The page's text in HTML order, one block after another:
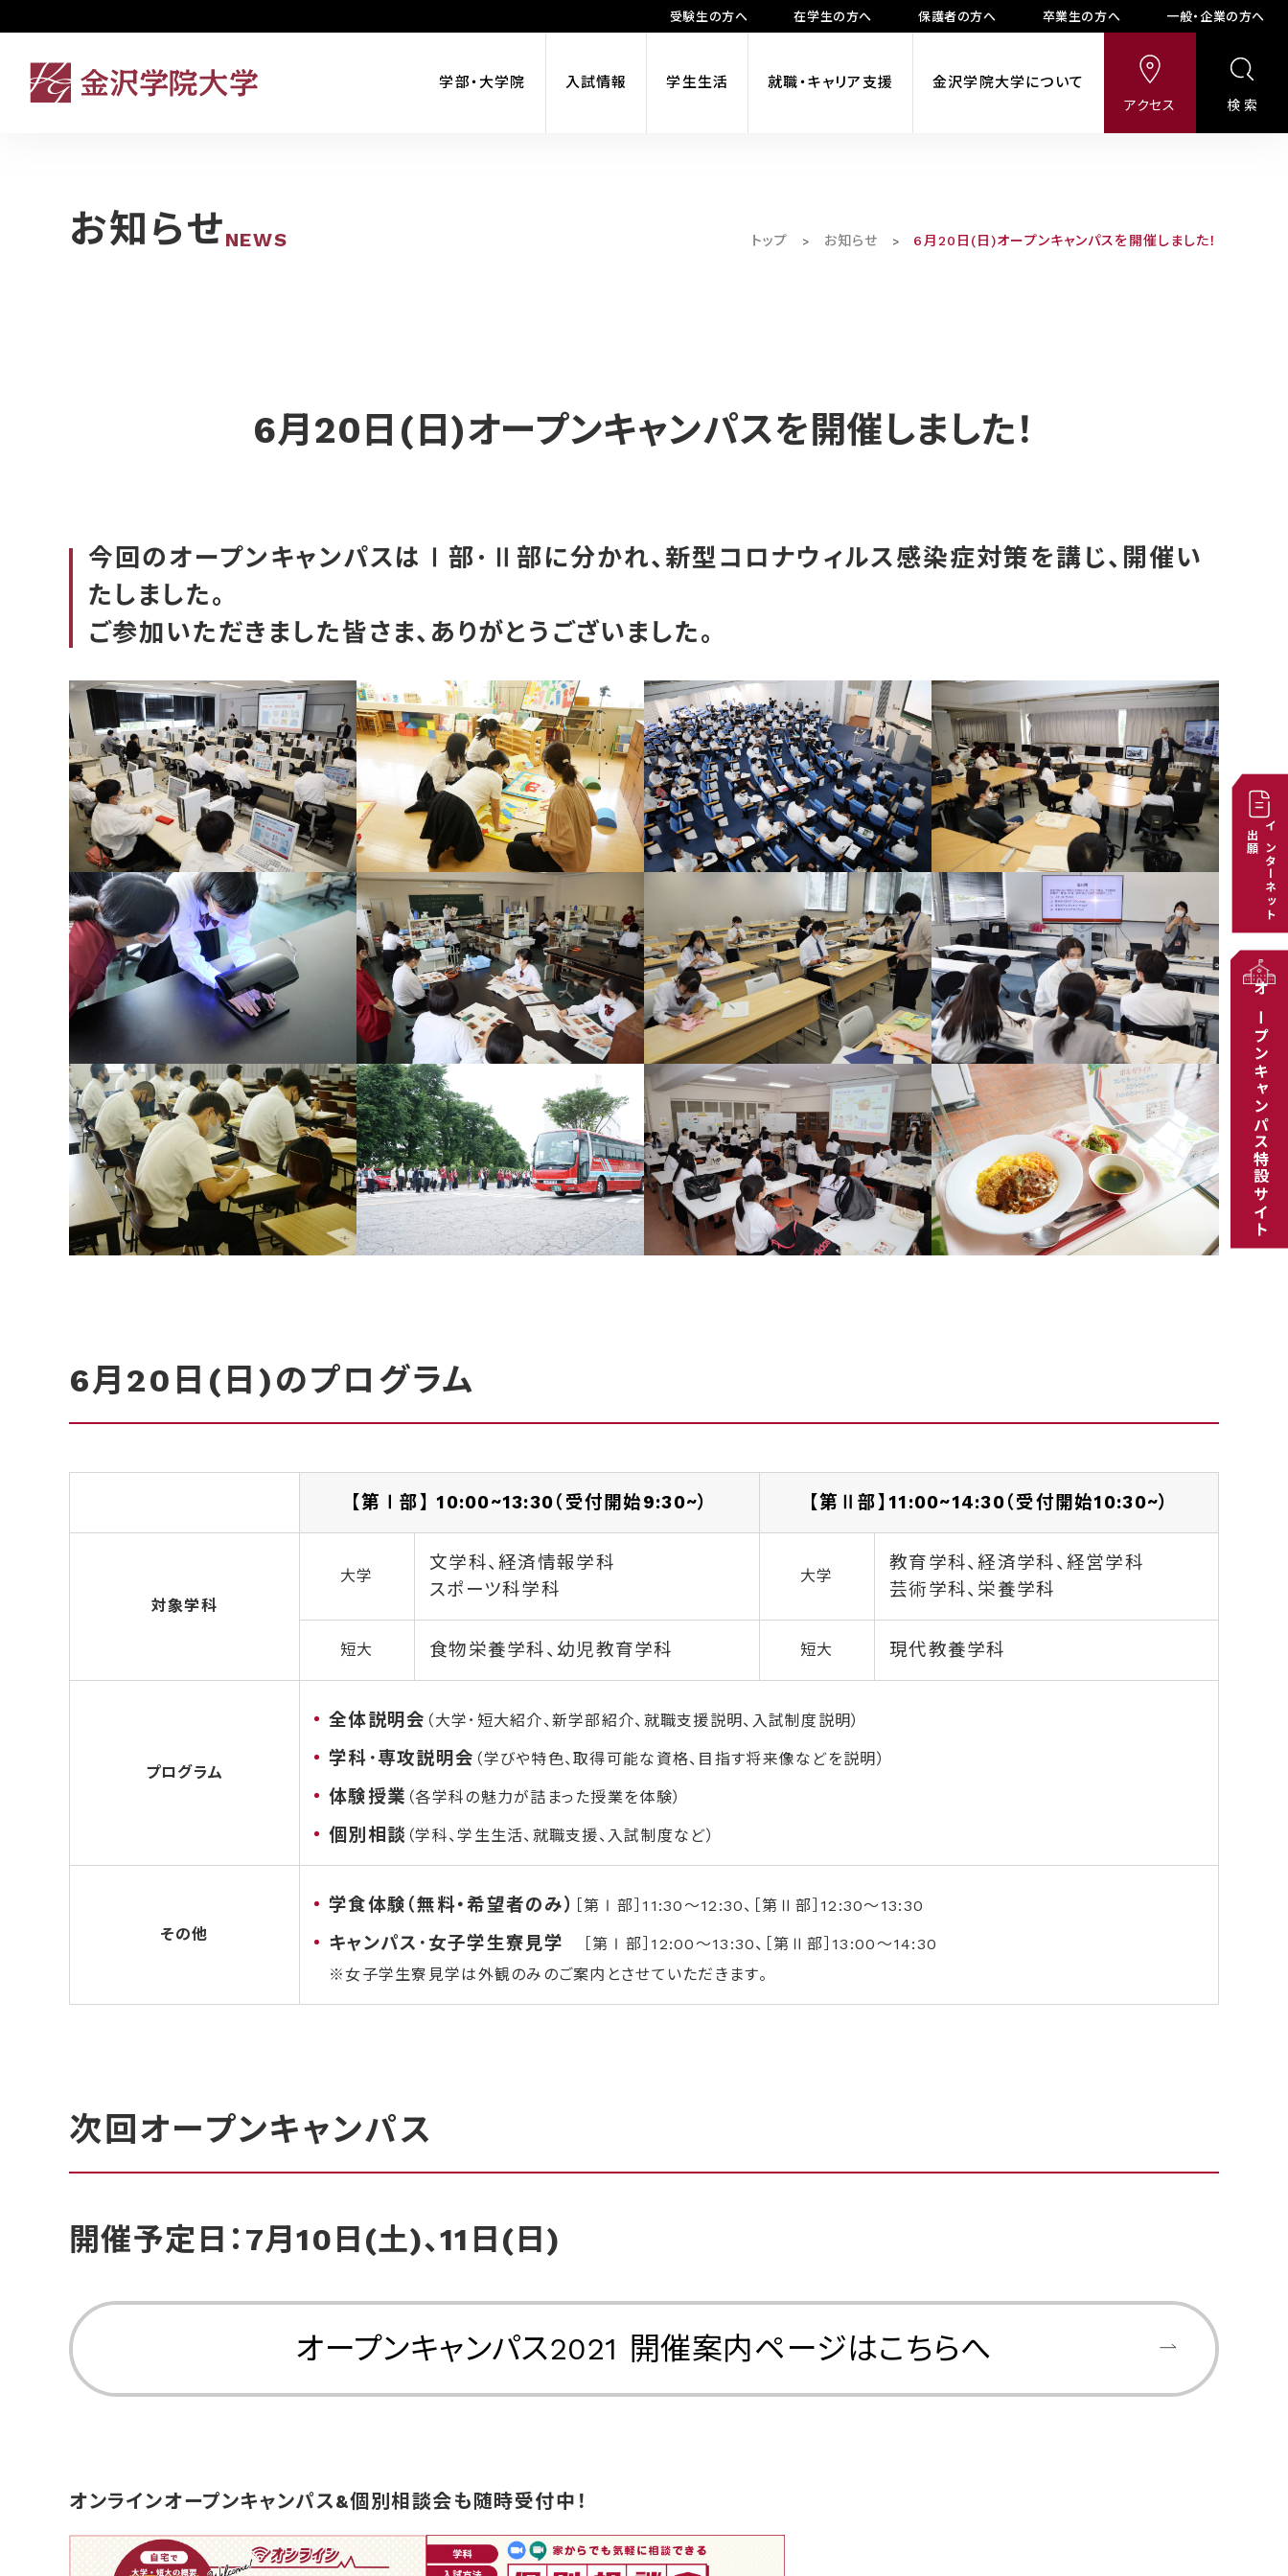
アクセス 検索
学部・大学院 入試情報 学生生活 就職・キャリア支援 金沢学院大学について
受験生の方へ 在学生の方へ 保護者の方へ 卒業生の方へ 一般・企業の方へ
お知らせNEWS トップ > お知らせ > 6月20日(日)オープンキャンパスを開催しました！
6月20日(日)オープンキャンパスを開催しました！
今回のオープンキャンパスはⅠ部･Ⅱ部に分かれ、新型コロナウィルス感染症対策を講じ、開催い
たしました。
ご参加いただきました皆さま、ありがとうございました。
6月20日(日)のプログラム
【第Ⅰ部】 10:00~13:30（受付開始9:30~） 【第Ⅱ部】11:00~14:30（受付開始10:30~）
対象学科
大学
文学科、経済情報学科
スポーツ科学科
大学
教育学科、経済学科、経営学科
芸術学科、 栄養学科
短大 食物栄養学科、 幼児教育学科 短大 現代教養学科
プログラム
全体説明会 （大学･短大紹介、新学部紹介、就職支援説明、入試制度説明）
学科･専攻説明会 （学びや特色、取得可能な資格、目指す将来像などを説明 ）
体験授業 （各学科の魅力が詰まった授業を体験）
個別相談 （学科、学生生活、就職支援、入試制度など）
その他
学食体験（無料・希望者のみ） ［第Ⅰ部］11:30～12:30、［第Ⅱ部］12:30～13:30
キャンパス･女子学生寮見学 ［第 Ⅰ 部］ 12:00～13:30、［第 Ⅱ 部］ 13:00～14:30
※女子学生寮見学は外観のみのご案内とさせていただきます。
次回オープンキャンパス
開催予定日：7月10日(土)、11日(日)
オープンキャンパス2021 開催案内ページはこちらへ
オンラインオープンキャンパス&個別相談会も随時受付中！
インターネット
出願
オープンキャンパス特設サイト